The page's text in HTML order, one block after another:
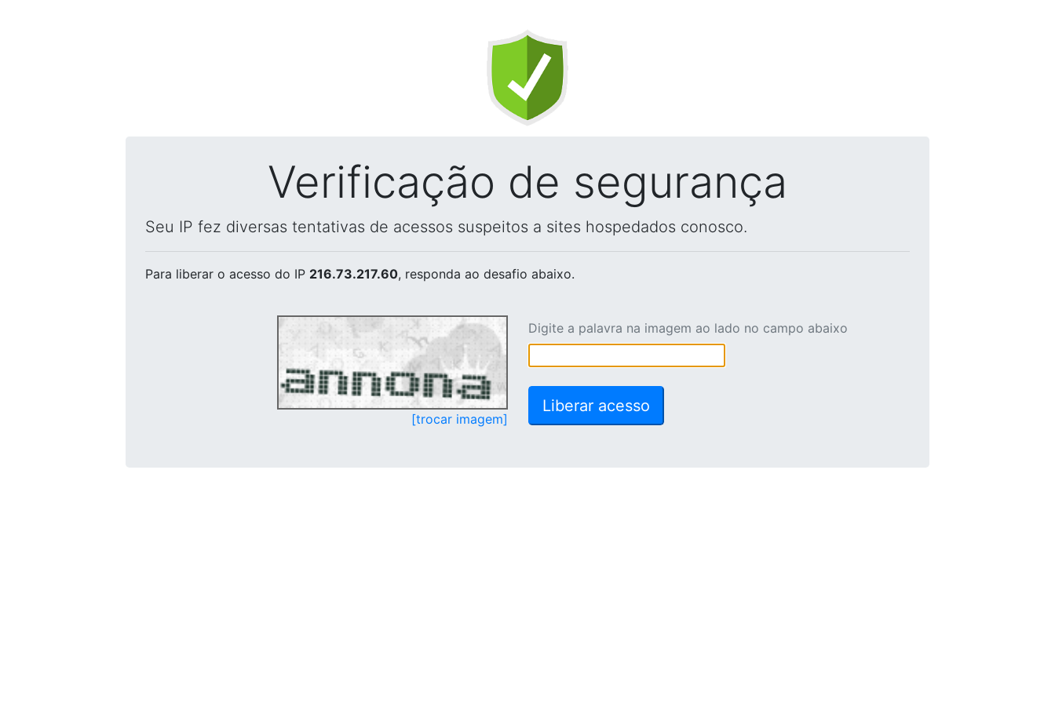
Verificação de segurança
Seu IP fez diversas tentativas de acessos suspeitos a sites hospedados conosco.
Para liberar o acesso do IP 216.73.217.60, responda ao desafio abaixo.
[trocar imagem]
Digite a palavra na imagem ao lado no campo abaixo